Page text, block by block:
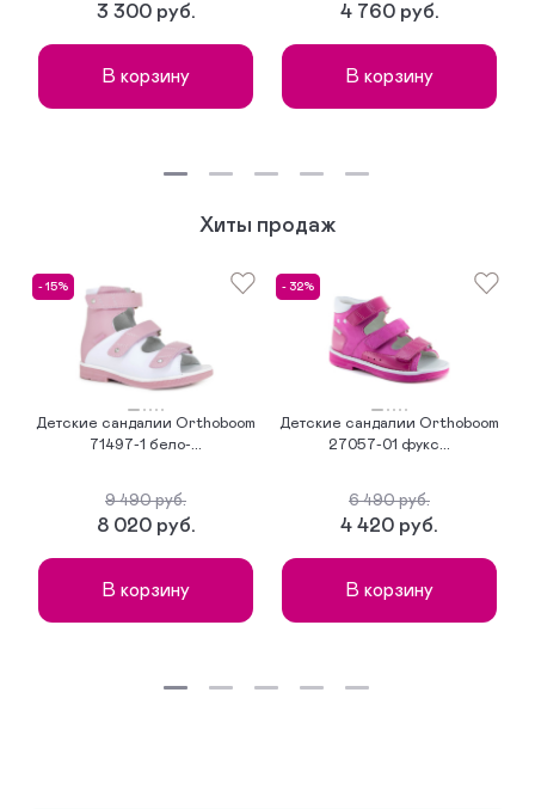
3 300 руб.
В корзину
4 760 руб.
В корзину
Хиты продаж
- 15%
Детские сандалии Orthoboom
71497-1 бело-...
9 490 руб.
8 020 руб.
В корзину
- 32%
Детские сандалии Orthoboom
27057-01 фукс...
6 490 руб.
4 420 руб.
В корзину